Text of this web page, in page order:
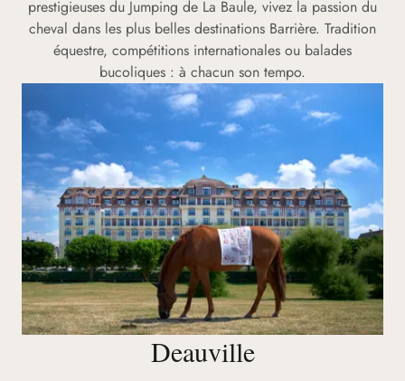
prestigieuses du Jumping de La Baule, vivez la passion du
cheval dans les plus belles destinations Barrière. Tradition
équestre, compétitions internationales ou balades
bucoliques : à chacun son tempo.
Deauville